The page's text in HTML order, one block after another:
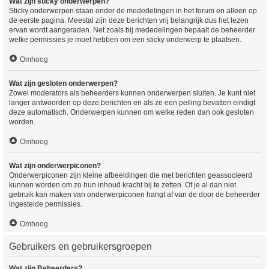
Sticky onderwerpen staan onder de mededelingen in het forum en alleen op
de eerste pagina. Meestal zijn deze berichten vrij belangrijk dus het lezen
ervan wordt aangeraden. Net zoals bij mededelingen bepaalt de beheerder
welke permissies je moet hebben om een sticky onderwerp te plaatsen.
Omhoog
Wat zijn gesloten onderwerpen?
Zowel moderators als beheerders kunnen onderwerpen sluiten. Je kunt niet
langer antwoorden op deze berichten en als ze een peiling bevatten eindigt
deze automatisch. Onderwerpen kunnen om welke reden dan ook gesloten
worden.
Omhoog
Wat zijn onderwerpiconen?
Onderwerpiconen zijn kleine afbeeldingen die met berichten geassocieerd
kunnen worden om zo hun inhoud kracht bij te zetten. Of je al dan niet
gebruik kan maken van onderwerpiconen hangt af van de door de beheerder
ingestelde permissies.
Omhoog
Gebruikers en gebruikersgroepen